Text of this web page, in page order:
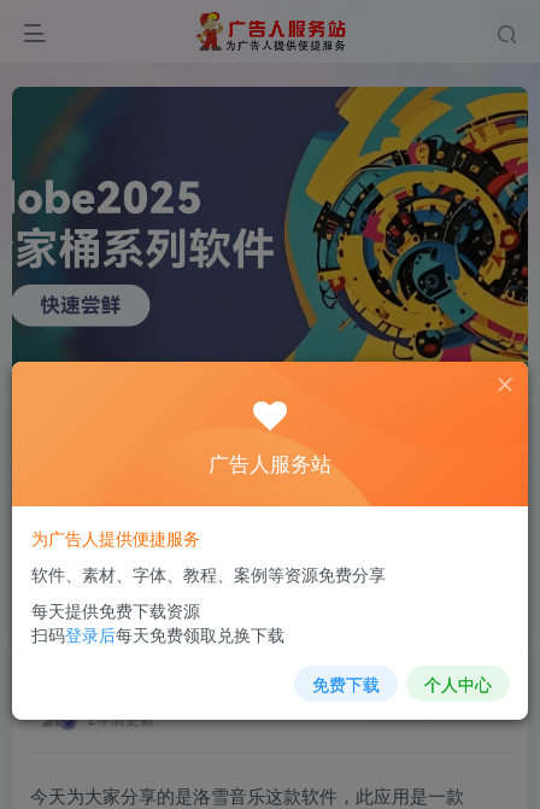
洛雪音乐 全网无损音乐下载工具
首页 软件插件 正文
2年前更新
关注 私信
今天为大家分享的是洛雪音乐这款软件，此应用是一款
广告人服务站
为广告人提供便捷服务
软件、素材、字体、教程、案例等资源免费分享
每天提供免费下载资源
扫码登录后每天免费领取兑换下载
免费下载 个人中心